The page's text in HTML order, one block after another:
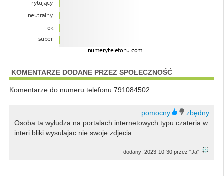
KOMENTARZE DODANE PRZEZ SPOŁECZNOŚĆ
Komentarze do numeru telefonu 791084502
Osoba ta wyludza na portalach internetowych typu czateria w
interi bliki wysulajac nie swoje zdjecia
dodany: 2023-10-30 przez "Ja"